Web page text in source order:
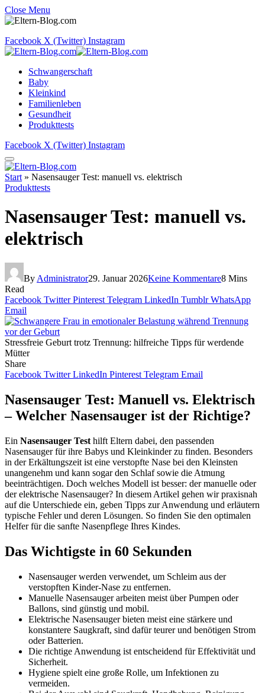
Close Menu
Facebook X (Twitter) Instagram
Schwangerschaft
Baby
Kleinkind
Familienleben
Gesundheit
Produkttests
Facebook X (Twitter) Instagram
Start » Nasensauger Test: manuell vs. elektrisch
Produkttests
Nasensauger Test: manuell vs.
elektrisch
By Administrator29. Januar 2026Keine Kommentare8 Mins
Read
Facebook Twitter Pinterest Telegram LinkedIn Tumblr WhatsApp
Email
Stressfreie Geburt trotz Trennung: hilfreiche Tipps für werdende
Mütter
Share
Facebook Twitter LinkedIn Pinterest Telegram Email
Nasensauger Test: Manuell vs. Elektrisch
– Welcher Nasensauger ist der Richtige?
Ein Nasensauger Test hilft Eltern dabei, den passenden
Nasensauger für ihre Babys und Kleinkinder zu finden. Besonders
in der Erkältungszeit ist eine verstopfte Nase bei den Kleinsten
unangenehm und kann sogar den Schlaf sowie die Atmung
beeinträchtigen. Doch welches Modell ist besser: der manuelle oder
der elektrische Nasensauger? In diesem Artikel gehen wir praxisnah
auf die Unterschiede ein, geben Tipps zur Anwendung und erläutern
typische Fehler und deren Lösungen. So finden Sie den optimalen
Helfer für die sanfte Nasenpflege Ihres Kindes.
Das Wichtigste in 60 Sekunden
Nasensauger werden verwendet, um Schleim aus der
verstopften Kinder-Nase zu entfernen.
Manuelle Nasensauger arbeiten meist über Pumpen oder
Ballons, sind günstig und mobil.
Elektrische Nasensauger bieten meist eine stärkere und
konstantere Saugkraft, sind dafür teurer und benötigen Strom
oder Batterien.
Die richtige Anwendung ist entscheidend für Effektivität und
Sicherheit.
Hygiene spielt eine große Rolle, um Infektionen zu
vermeiden.